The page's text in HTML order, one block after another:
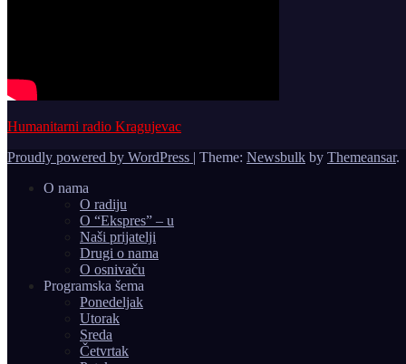
Humanitarni radio Kragujevac
Proudly powered by WordPress | Theme: Newsbulk by Themeansar.
O nama
O radiju
O “Ekspres” – u
Naši prijatelji
Drugi o nama
O osnivaču
Programska šema
Ponedeljak
Utorak
Sreda
Četvrtak